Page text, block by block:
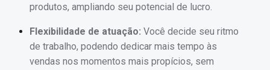
produtos, ampliando seu potencial de lucro.
Flexibilidade de atuação: Você decide seu ritmo
de trabalho, podendo dedicar mais tempo às
vendas nos momentos mais propícios, sem